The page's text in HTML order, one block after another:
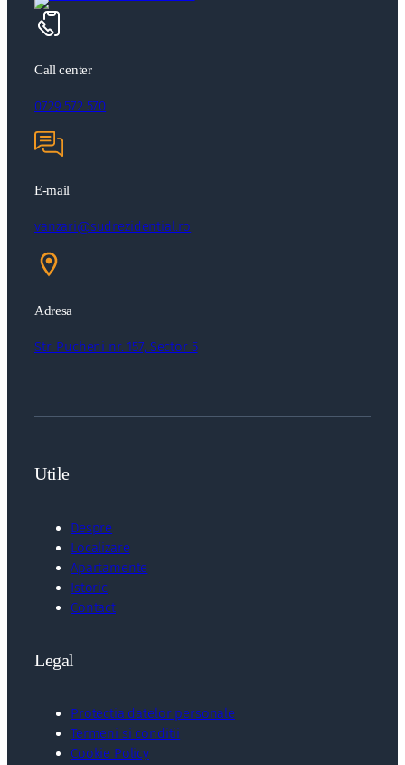
Call center
0729 572 570
E-mail
vanzari@sudrezidential.ro
Adresa
Str. Pucheni nr. 157, Sector 5
Utile
Despre
Localizare
Apartamente
Istoric
Contact
Legal
Protectia datelor personale
Termeni si conditii
Cookie Policy